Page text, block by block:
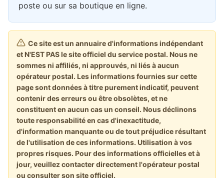
poste ou sur sa boutique en ligne.
Ce site est un annuaire d'informations indépendant
et N'EST PAS le site officiel du service postal. Nous ne
sommes ni affiliés, ni approuvés, ni liés à aucun
opérateur postal. Les informations fournies sur cette
page sont données à titre purement indicatif, peuvent
contenir des erreurs ou être obsolètes, et ne
constituent en aucun cas un conseil. Nous déclinons
toute responsabilité en cas d'inexactitude,
d'information manquante ou de tout préjudice résultant
de l'utilisation de ces informations. Utilisation à vos
propres risques. Pour des informations officielles et à
jour, veuillez contacter directement l'opérateur postal
ou consulter son site officiel.